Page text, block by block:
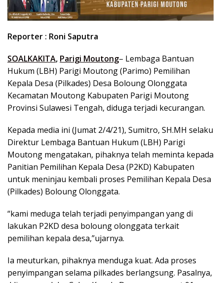
Reporter : Roni Saputra
SOALKAKITA, Parigi Moutong– Lembaga Bantuan
Hukum (LBH) Parigi Moutong (Parimo) Pemilihan
Kepala Desa (Pilkades) Desa Boloung Olonggata
Kecamatan Moutong Kabupaten Parigi Moutong
Provinsi Sulawesi Tengah, diduga terjadi kecurangan.
Kepada media ini (Jumat 2/4/21), Sumitro, SH.MH selaku
Direktur Lembaga Bantuan Hukum (LBH) Parigi
Moutong mengatakan, pihaknya telah meminta kepada
Panitian Pemilihan Kepala Desa (P2KD) Kabupaten
untuk meninjau kembali proses Pemilihan Kepala Desa
(Pilkades) Boloung Olonggata.
“kami meduga telah terjadi penyimpangan yang di
lakukan P2KD desa boloung olonggata terkait
pemilihan kepala desa,”ujarnya.
Ia meuturkan, pihaknya menduga kuat. Ada proses
penyimpangan selama pilkades berlangsung. Pasalnya,